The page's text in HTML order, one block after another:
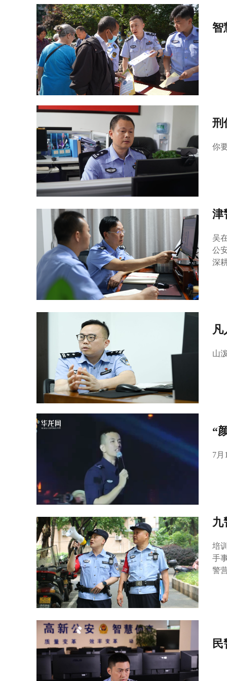
智
刑
你
津
吴
公
深
凡
山
“
7月
九
培
手
警
民